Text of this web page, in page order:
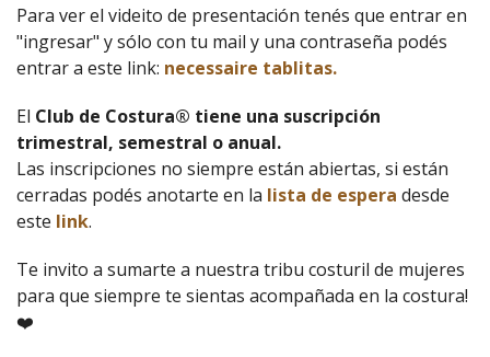
Para ver el videito de presentación tenés que entrar en
"ingresar" y sólo con tu mail y una contraseña podés
entrar a este link: necessaire tablitas.
El Club de Costura® tiene una suscripción
trimestral, semestral o anual.
Las inscripciones no siempre están abiertas, si están
cerradas podés anotarte en la lista de espera desde
este link.
Te invito a sumarte a nuestra tribu costuril de mujeres
para que siempre te sientas acompañada en la costura!
❤️